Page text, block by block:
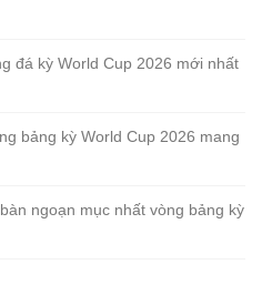
đá kỳ World Cup 2026 mới nhất
bảng kỳ World Cup 2026 mang
ngoạn mục nhất vòng bảng kỳ